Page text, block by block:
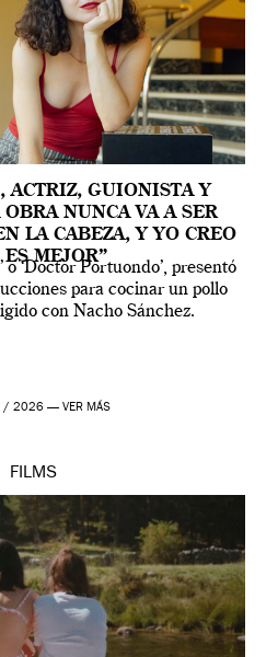
ACTRIZ, GUIONISTA Y
NUNCA VA A SER
LA CABEZA, Y YO CREO
ES MEJOR”
o ‘Doctor Portuondo’, presentó
para cocinar un pollo
con Nacho Sánchez.
/ 2026 — VER MÁS
FILMS